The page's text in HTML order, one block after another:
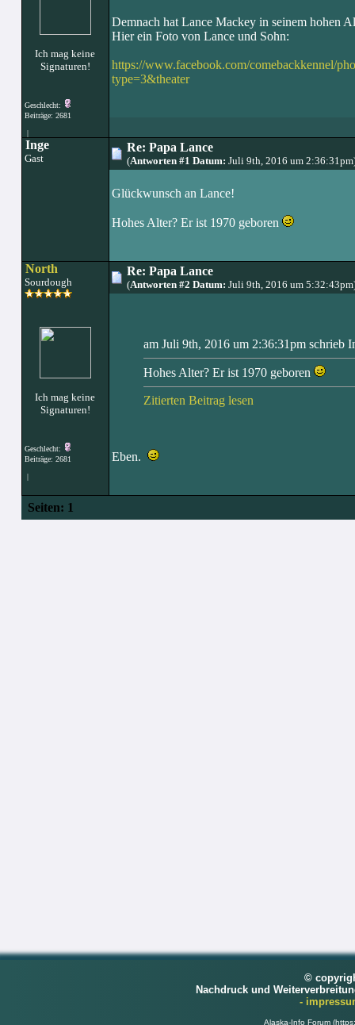
Ich mag keine
Signaturen!
Geschlecht:
Beiträge: 2681
|
Demnach hat Lance Mackey in seinem hohen
Hier ein Foto von Lance und Sohn:
https://www.facebook.com/comebackkennel/
type=3&theater
Inge
Gast
Re: Papa Lance
(Antworten #1 Datum: Juli 9th, 2016 um
Glückwunsch an Lance!
Hohes Alter? Er ist 1970 geboren
North
Sourdough
Ich mag keine
Signaturen!
Geschlecht:
Beiträge: 2681
|
Re: Papa Lance
(Antworten #2 Datum: Juli 9th, 2016 um
am Juli 9th, 2016 um 2:36:31pm schrieb
Hohes Alter? Er ist 1970 geboren
Zitierten Beitrag lesen
Eben.
Seiten: 1
©
Nachdruck und
-
Alaska-Info Forum